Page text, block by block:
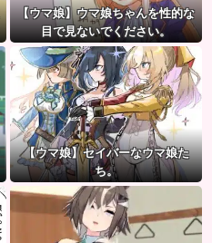
【ウマ娘】ウマ娘ちゃんを性的な
目で見ないでください。
【ウマ娘】セイバーなウマ娘た
ち。